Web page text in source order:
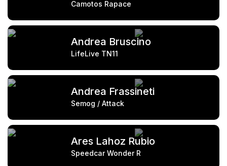
Camotos Rapace
Andrea Bruscino
LifeLive TN11
Andrea Frassineti
Semog / Attack
Ares Lahoz Rubio
Speedcar Wonder R